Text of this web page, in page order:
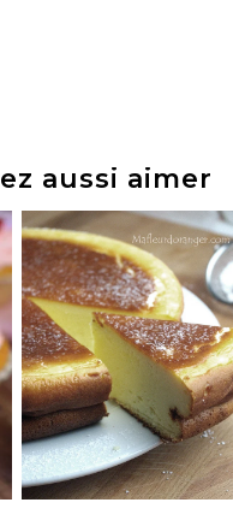
aussi aimer